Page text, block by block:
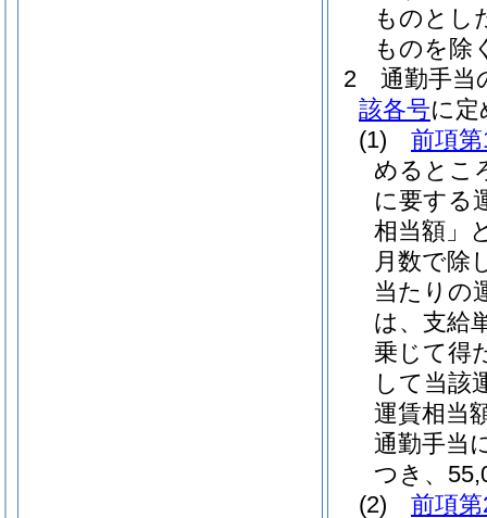
ものとし
ものを除
2
通勤手当
該各号に
(1)
前項
めるとこ
に要する
相当額」
月数で除
当たりの
は、支給
乗じて得
して当該
運賃相当
通勤手当
つき、
(2)
前項